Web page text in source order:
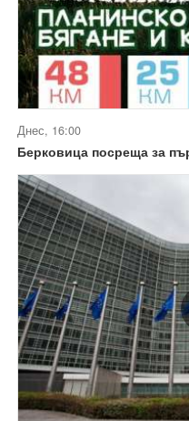
Днес, 16:00
Берковица посреща за